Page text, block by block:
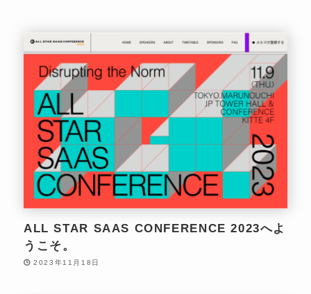
ALL STAR SAAS CONFERENCE 2023へよ
うこそ。
2023年11月18日